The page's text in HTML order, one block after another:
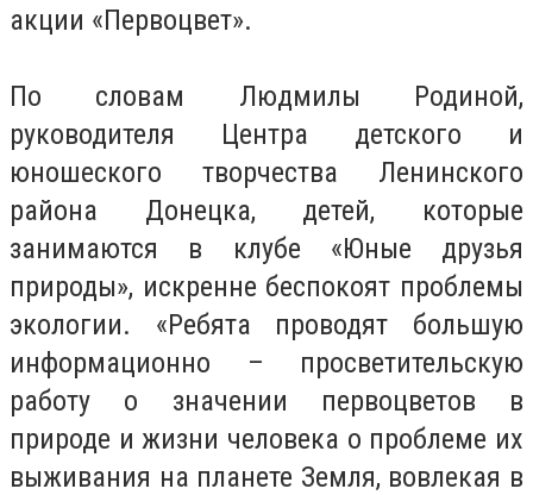
акции «Первоцвет».
По словам Людмилы Родиной,
руководителя Центра детского и
юношеского творчества Ленинского
района Донецка, детей, которые
занимаются в клубе «Юные друзья
природы», искренне беспокоят проблемы
экологии. «Ребята проводят большую
информационно – просветительскую
работу о значении первоцветов в
природе и жизни человека о проблеме их
выживания на планете Земля, вовлекая в